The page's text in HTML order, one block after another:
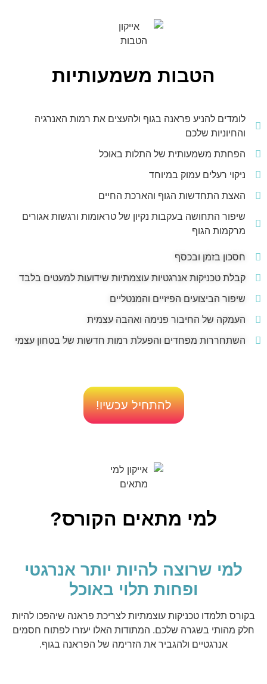
הטבות משמעותיות
לומדים להניע פראנה בגוף ולהעצים את רמות האנרגיה
והחיוניות שלכם
הפחתת משמעותית של התלות באוכל
ניקוי רעלים עמוק במיוחד
האצת התחדשות הגוף והארכת החיים
שיפור התחושה בעקבות נקיון של טראומות ורגשות אגורים
מרקמות הגוף
חסכון בזמן ובכסף
קבלת טכניקות אנרגטיות עוצמתיות שידועות למעטים בלבד
שיפור הביצועים הפיזיים והמנטליים
העמקה של החיבור פנימה ואהבה עצמית
השתחררות מפחדים והפעלת רמות חדשות של בטחון עצמי
להתחיל עכשיו!
למי מתאים הקורס?
למי שרוצה להיות יותר אנרגטי
ופחות תלוי באוכל
בקורס תלמדו טכניקות עוצמתיות לצריכת פראנה שיהפכו להיות
חלק מהותי בשגרה שלכם. המתודות האלו יעזרו לפתוח חסמים
אנרגטיים ולהגביר את הזרימה של הפראנה בגוף.